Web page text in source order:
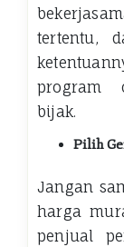
tertentu,
program
bijak.
Pilih
Jangan
harga
penjual